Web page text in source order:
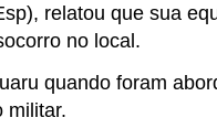
relatou que sua
no local.
quando foram
militar.